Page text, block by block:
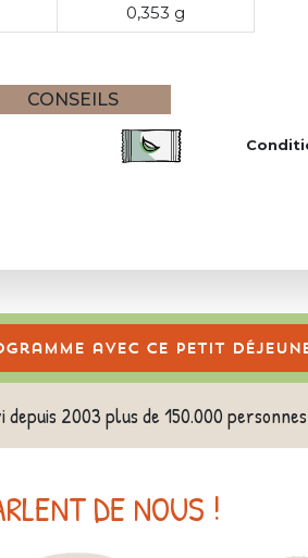
0,353 g
CONSEILS
avec ce petit
depuis 2003 plus de 150.000
DE NOUS !